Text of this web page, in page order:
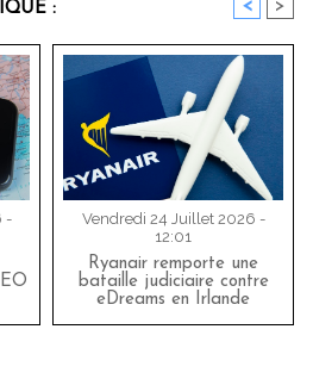
: < >
-
Vendredi 24 Juillet 2026 -
12:01
Ryanair remporte une
bataille judiciaire contre
eDreams en Irlande